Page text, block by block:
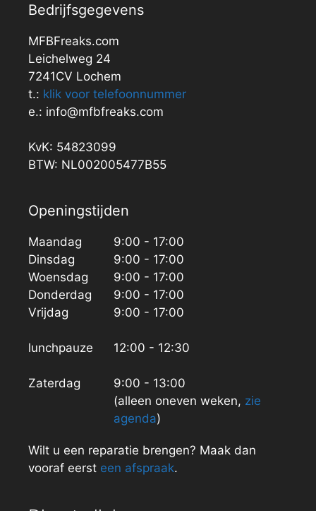
Bedrijfsgegevens
MFBFreaks.com
Leichelweg 24
7241CV Lochem
t.: klik voor telefoonnummer
e.: info@mfbfreaks.com
KvK: 54823099
BTW: NL002005477B55
Openingstijden
Maandag
Dinsdag
Woensdag
Donderdag
Vrijdag
lunchpauze
Zaterdag
9:00 - 17:00
9:00 - 17:00
9:00 - 17:00
9:00 - 17:00
9:00 - 17:00
12:00 - 12:30
9:00 - 13:00
(alleen oneven weken, zie
agenda)
Wilt u een reparatie brengen? Maak dan
vooraf eerst een afspraak.